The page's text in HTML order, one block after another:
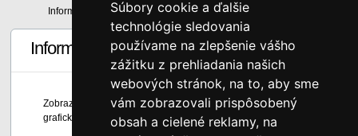
Súbory cookie a ďalšie
technológie sledovania
používame na zlepšenie vášho
zážitku z prehliadania našich
webových stránok, na to, aby sme
vám zobrazovali prispôsobený
obsah a cielené reklamy, na
Informácie Technická špecifikácia
Informácie
Zobrazené farby sú len informatívne a môžu byť skreslené
grafickou úpravou a nastavením monitora.